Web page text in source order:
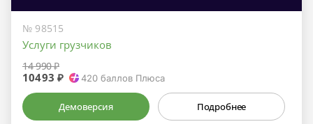
№ 98515
Услуги грузчиков
14 990 ₽
10493 ₽ 420 баллов Плюса
Демоверсия Подробнее